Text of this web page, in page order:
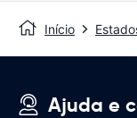
Início
Ajuda e